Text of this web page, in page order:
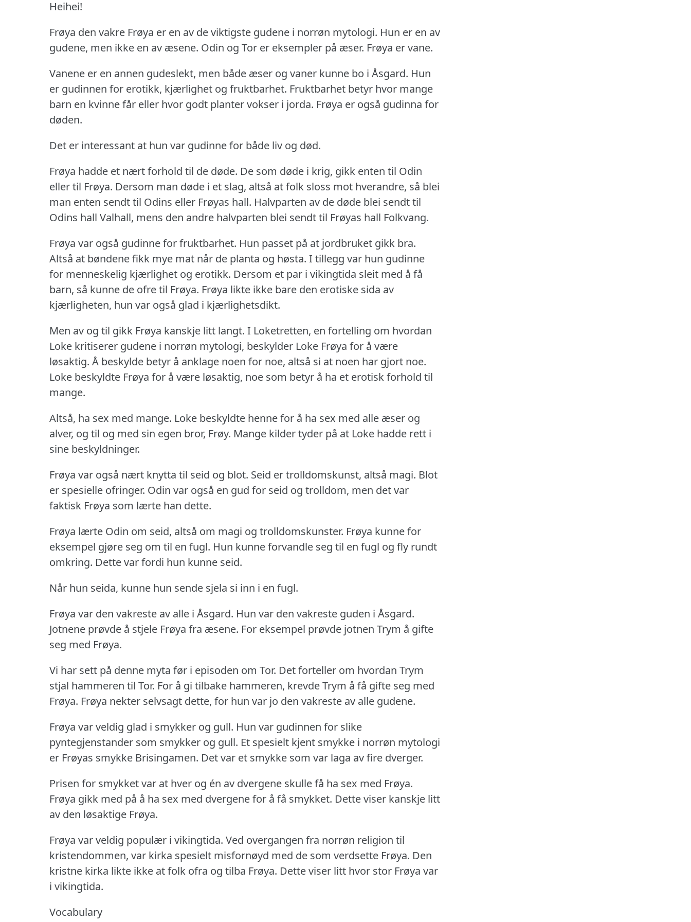
Heihei!
Frøya den vakre Frøya er en av de viktigste gudene i norrøn mytologi. Hun er en av
gudene, men ikke en av æsene. Odin og Tor er eksempler på æser. Frøya er vane.
Vanene er en annen gudeslekt, men både æser og vaner kunne bo i Åsgard. Hun
er gudinnen for erotikk, kjærlighet og fruktbarhet. Fruktbarhet betyr hvor mange
barn en kvinne får eller hvor godt planter vokser i jorda. Frøya er også gudinna for
døden.
Det er interessant at hun var gudinne for både liv og død.
Frøya hadde et nært forhold til de døde. De som døde i krig, gikk enten til Odin
eller til Frøya. Dersom man døde i et slag, altså at folk sloss mot hverandre, så blei
man enten sendt til Odins eller Frøyas hall. Halvparten av de døde blei sendt til
Odins hall Valhall, mens den andre halvparten blei sendt til Frøyas hall Folkvang.
Frøya var også gudinne for fruktbarhet. Hun passet på at jordbruket gikk bra.
Altså at bøndene fikk mye mat når de planta og høsta. I tillegg var hun gudinne
for menneskelig kjærlighet og erotikk. Dersom et par i vikingtida sleit med å få
barn, så kunne de ofre til Frøya. Frøya likte ikke bare den erotiske sida av
kjærligheten, hun var også glad i kjærlighetsdikt.
Men av og til gikk Frøya kanskje litt langt. I Loketretten, en fortelling om hvordan
Loke kritiserer gudene i norrøn mytologi, beskylder Loke Frøya for å være
løsaktig. Å beskylde betyr å anklage noen for noe, altså si at noen har gjort noe.
Loke beskyldte Frøya for å være løsaktig, noe som betyr å ha et erotisk forhold til
mange.
Altså, ha sex med mange. Loke beskyldte henne for å ha sex med alle æser og
alver, og til og med sin egen bror, Frøy. Mange kilder tyder på at Loke hadde rett i
sine beskyldninger.
Frøya var også nært knytta til seid og blot. Seid er trolldomskunst, altså magi. Blot
er spesielle ofringer. Odin var også en gud for seid og trolldom, men det var
faktisk Frøya som lærte han dette.
Frøya lærte Odin om seid, altså om magi og trolldomskunster. Frøya kunne for
eksempel gjøre seg om til en fugl. Hun kunne forvandle seg til en fugl og fly rundt
omkring. Dette var fordi hun kunne seid.
Når hun seida, kunne hun sende sjela si inn i en fugl.
Frøya var den vakreste av alle i Åsgard. Hun var den vakreste guden i Åsgard.
Jotnene prøvde å stjele Frøya fra æsene. For eksempel prøvde jotnen Trym å gifte
seg med Frøya.
Vi har sett på denne myta før i episoden om Tor. Det forteller om hvordan Trym
stjal hammeren til Tor. For å gi tilbake hammeren, krevde Trym å få gifte seg med
Frøya. Frøya nekter selvsagt dette, for hun var jo den vakreste av alle gudene.
Frøya var veldig glad i smykker og gull. Hun var gudinnen for slike
pyntegjenstander som smykker og gull. Et spesielt kjent smykke i norrøn mytologi
er Frøyas smykke Brisingamen. Det var et smykke som var laga av fire dverger.
Prisen for smykket var at hver og én av dvergene skulle få ha sex med Frøya.
Frøya gikk med på å ha sex med dvergene for å få smykket. Dette viser kanskje litt
av den løsaktige Frøya.
Frøya var veldig populær i vikingtida. Ved overgangen fra norrøn religion til
kristendommen, var kirka spesielt misfornøyd med de som verdsette Frøya. Den
kristne kirka likte ikke at folk ofra og tilba Frøya. Dette viser litt hvor stor Frøya var
i vikingtida.
Vocabulary